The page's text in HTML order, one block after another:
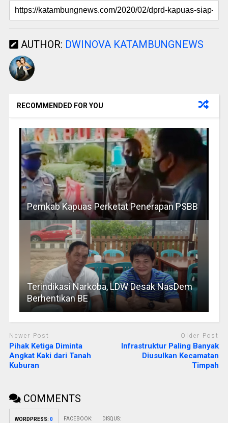
AUTHOR: DWINOVA KATAMBUNGNEWS
RECOMMENDED FOR YOU
Pemkab Kapuas Perketat Penerapan PSBB
Terindikasi Narkoba, LDW Desak NasDem
Berhentikan BE
Newer Post
Pihak Ketiga Diminta
Angkat Kaki dari Tanah
Kuburan
Older Post
Infrastruktur Paling Banyak
Diusulkan Kecamatan
Timpah
COMMENTS
WORDPRESS: 0 FACEBOOK: DISQUS: